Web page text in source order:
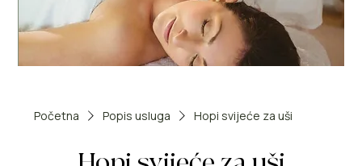
Početna Popis usluga Hopi svijeće za uši